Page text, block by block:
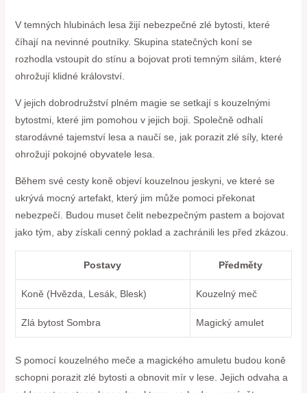
V temných hlubinách lesa žijí nebezpečné zlé bytosti, které
číhají na nevinné poutníky. Skupina statečných koní se
rozhodla vstoupit do stínu a bojovat proti temným silám, které
ohrožují klidné království.
V jejich dobrodružství plném magie se setkají s kouzelnými
bytostmi, které jim pomohou v jejich boji. Společně odhalí
starodávné tajemství lesa a naučí se, jak porazit zlé síly, které
ohrožují pokojné obyvatele lesa.
Během své cesty koně objeví kouzelnou jeskyni, ve které se
ukrývá mocný artefakt, který jim může pomoci překonat
nebezpečí. Budou muset čelit nebezpečným pastem a bojovat
jako tým, aby získali cenný poklad a zachránili les před zkázou.
Postavy Předměty
Koně (Hvězda, Lesák, Blesk) Kouzelný meč
Zlá bytost Sombra Magický amulet
S pomocí kouzelného meče a magického amuletu budou koně
schopni porazit zlé bytosti a obnovit mír v lese. Jejich odvaha a